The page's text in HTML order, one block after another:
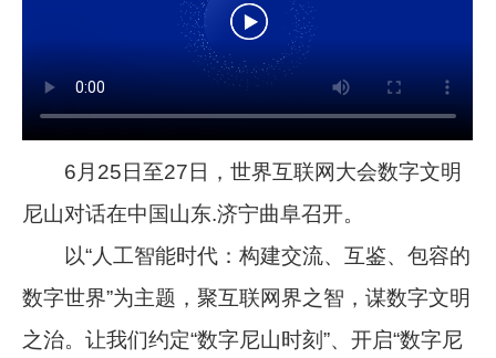
6月25日至27日，世界互联网大会数字文明
尼山对话在中国山东.济宁曲阜召开。
以“人工智能时代：构建交流、互鉴、包容的
数字世界”为主题，聚互联网界之智，谋数字文明
之治。让我们约定“数字尼山时刻”、开启“数字尼